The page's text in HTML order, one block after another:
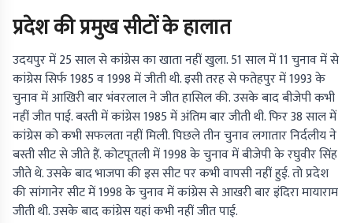
प्रदेश की प्रमुख सीटों के हालात
उदयपुर में 25 साल से कांग्रेस का खाता नहीं खुला. 51 साल में 11 चुनाव में से
कांग्रेस सिर्फ 1985 व 1998 में जीती थी. इसी तरह से फतेहपुर में 1993 के
चुनाव में आखिरी बार भंवरलाल ने जीत हासिल की. उसके बाद बीजेपी कभी
नहीं जीत पाई. बस्ती में कांग्रेस 1985 में अंतिम बार जीती थी. फिर 38 साल में
कांग्रेस को कभी सफलता नहीं मिली. पिछले तीन चुनाव लगातार निर्दलीय ने
बस्ती सीट से जीते हैं. कोटपूतली में 1998 के चुनाव में बीजेपी के रघुवीर सिंह
जीते थे. उसके बाद भाजपा की इस सीट पर कभी वापसी नहीं हुई. तो प्रदेश
की सांगानेर सीट में 1998 के चुनाव में कांग्रेस से आखरी बार इंदिरा मायाराम
जीती थी. उसके बाद कांग्रेस यहां कभी नहीं जीत पाई.